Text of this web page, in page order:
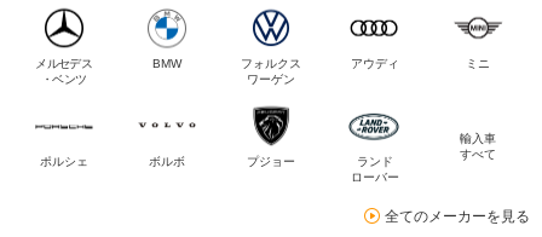
メルセデス
・ベンツ
BMW
フォルクス
ワーゲン
アウディ ミニ
ポルシェ ボルボ プジョー
ランド
ローバー
輸入車
すべて
全てのメーカーを見る